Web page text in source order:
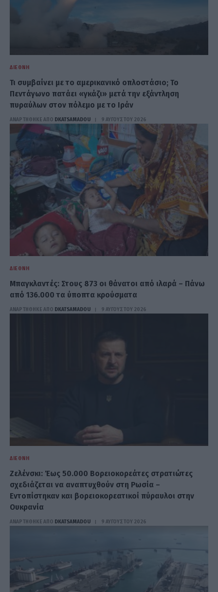
ΔΙΕΘΝΉ
Τι συμβαίνει με το αμερικανικό οπλοστάσιο; Το
Πεντάγωνο πατάει «γκάζι» μετά την εξάντληση
πυραύλων στον πόλεμο με το Ιράν
ΑΝΑΡΤΗΘΗΚΕ ΑΠΟ DKATSAMADOU 9 ΑΥΓΟΎΣΤΟΥ 2026
ΔΙΕΘΝΉ
Μπαγκλαντές: Στους 873 οι θάνατοι από ιλαρά – Πάνω
από 136.000 τα ύποπτα κρούσματα
ΑΝΑΡΤΗΘΗΚΕ ΑΠΟ DKATSAMADOU 9 ΑΥΓΟΎΣΤΟΥ 2026
ΔΙΕΘΝΉ
Ζελένσκι: Έως 50.000 Βορειοκορεάτες στρατιώτες
σχεδιάζεται να αναπτυχθούν στη Ρωσία –
Εντοπίστηκαν και βορειοκορεατικοί πύραυλοι στην
Ουκρανία
ΑΝΑΡΤΗΘΗΚΕ ΑΠΟ DKATSAMADOU 9 ΑΥΓΟΎΣΤΟΥ 2026